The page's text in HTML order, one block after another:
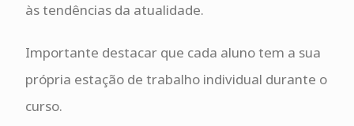
às tendências da atualidade.
Importante destacar que cada aluno tem a sua
própria estação de trabalho individual durante o
curso.